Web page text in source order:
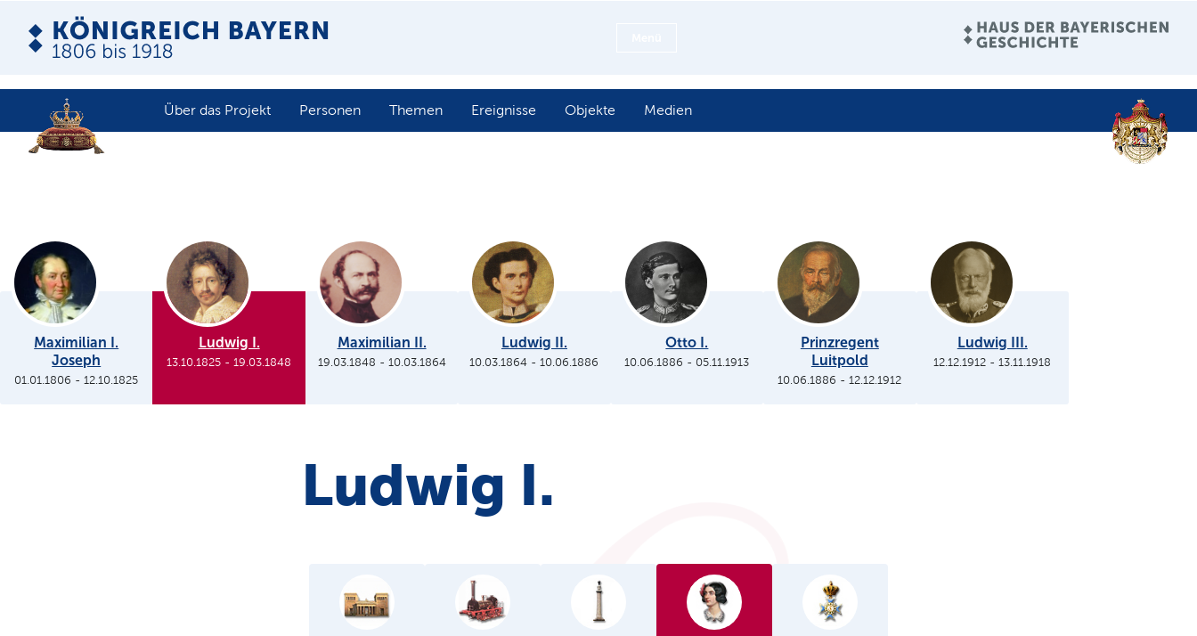
Über das Projekt Personen Themen Ereignisse Objekte Medien
Maximilian I.
Joseph
01.01.1806 -12.10.1825
Ludwig I.
13.10.1825 -19.03.1848
Maximilian II.
19.03.1848 - 10.03.1864
Ludwig II.
10.03.1864 -10.06.1886
Otto I.
10.06.1886 - 05.11.1913
Prinzregent
Luitpold
10.06.1886 -12.12.1912
Ludwig III.
12.12.1912 -13.11.1918
Ludwig I.